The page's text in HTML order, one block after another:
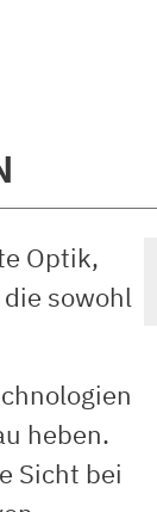
Optik,
sowohl
heben.
Sicht bei